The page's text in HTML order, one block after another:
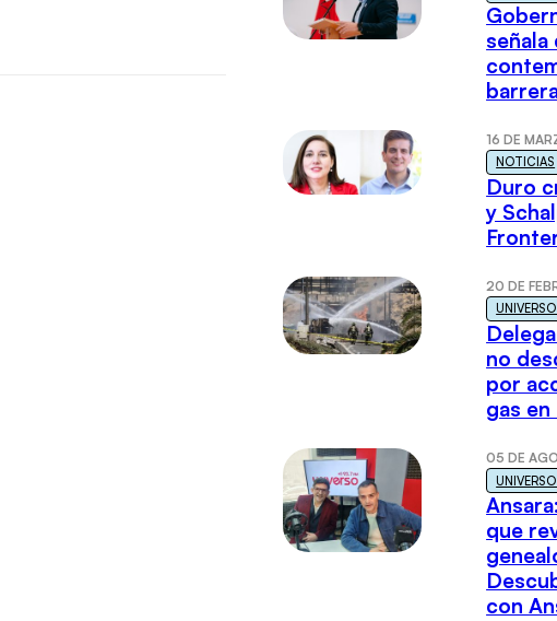
16 DE
NOTICIAS
Duro
y
20 DE
no
por
gas en
05 DE
que
con